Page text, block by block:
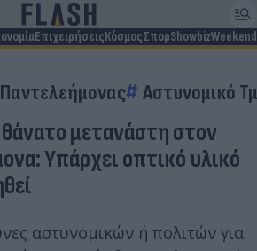
ΕπιχειρήσειςΚόσμοςΣπορShowbizWeekend
Αστυνομικό
μετανάστη στον
Υπάρχει οπτικό υλικό
αστυνομικών ή πολιτών για